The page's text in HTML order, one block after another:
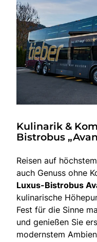
Kulinarik &
Bistrobus
Reisen auf
auch Genuss ohne
Luxus-Bistrobus
kulinarische
Fest für die Sinne
und genießen Sie
modernstem